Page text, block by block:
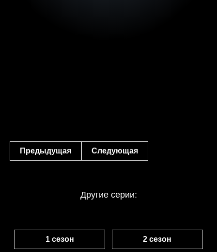
Предыдущая Следующая
Другие серии:
1 сезон 2 сезон